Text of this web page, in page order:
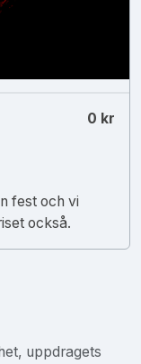
0 kr
fest och vi
också.
uppdragets